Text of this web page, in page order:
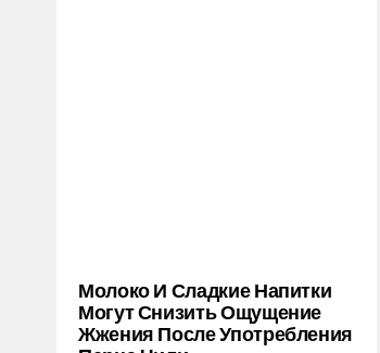
Молоко И Сладкие Напитки
Могут Снизить Ощущение
Жжения После Употребления